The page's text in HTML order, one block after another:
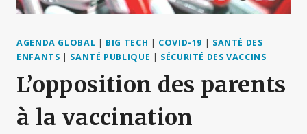
AGENDA GLOBAL | BIG TECH | COVID-19 | SANTÉ DES
ENFANTS | SANTÉ PUBLIQUE | SÉCURITÉ DES VACCINS
L’opposition des parents
à la vaccination